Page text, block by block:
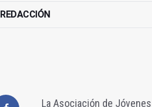
REDACCIÓN
La Asociación de